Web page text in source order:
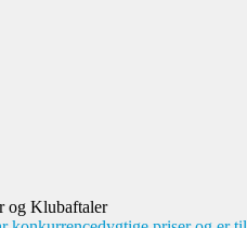
og Klubaftaler